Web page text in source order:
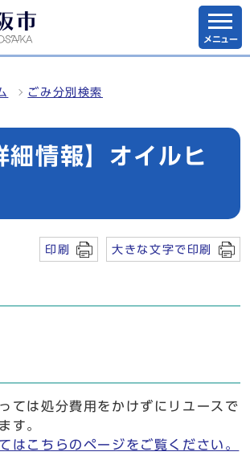
メニュー
ごみ分別検索
細情報】オイルヒ
印刷 大きな文字で印刷
ては処分費用をかけずにリユースで
す。
はこちらのページをご覧ください。